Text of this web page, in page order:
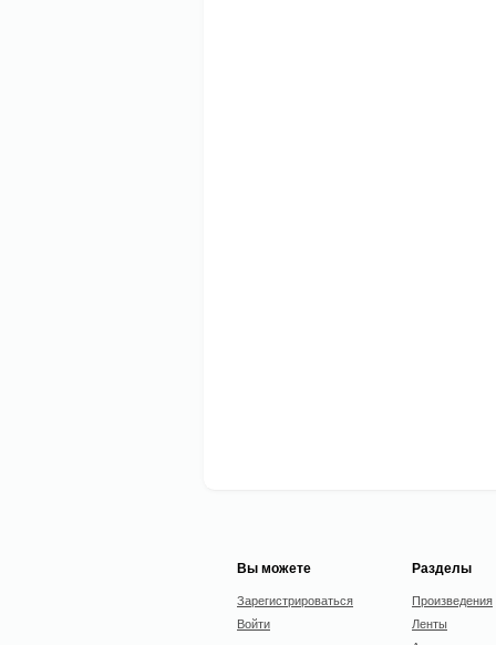
Вы можете
Зарегистрироваться
Войти
Разделы
Произведения
Ленты